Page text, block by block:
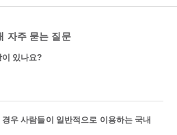
자주 묻는 질문
있나요?
우 사람들이 일반적으로 이용하는 국내